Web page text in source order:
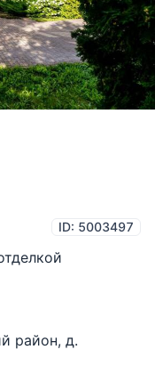
ID: 5003497
район, д.